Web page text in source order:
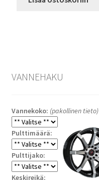
VANNEHAKU
Vannekoko: (pakollinen tieto)
Pulttimäärä:
Pulttijako:
Keskireikä: